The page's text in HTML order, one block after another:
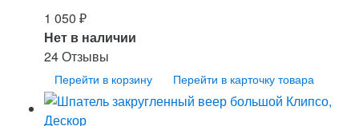
1 050 ₽
Нет в наличии
24 Отзывы
Перейти в корзину Перейти в карточку товара